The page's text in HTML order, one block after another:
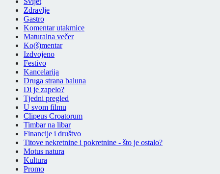
Zdravlje
Gastro
Komentar utakmice
Maturalna večer
Ko(š)mentar
Izdvojeno
Festivo
Kancelarija
Druga strana baluna
Di je zapelo?
Tjedni pregled
U svom filmu
Clipeus Croatorum
Timbar na libar
Financije i društvo
Titove nekretnine i pokretnine - što je ostalo?
Motus natura
Kultura
Promo